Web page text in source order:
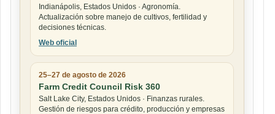
Indianápolis, Estados Unidos · Agronomía.
Actualización sobre manejo de cultivos, fertilidad y
decisiones técnicas.
Web oficial
25–27 de agosto de 2026
Farm Credit Council Risk 360
Salt Lake City, Estados Unidos · Finanzas rurales.
Gestión de riesgos para crédito, producción y empresas